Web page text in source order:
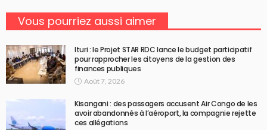
Vous pourriez aussi aimer
Ituri : le Projet STAR RDC lance le budget participatif
pour rapprocher les citoyens de la gestion des
finances publiques
Août 7, 2026
Kisangani : des passagers accusent Air Congo de les
avoir abandonnés à l’aéroport, la compagnie rejette
ces allégations